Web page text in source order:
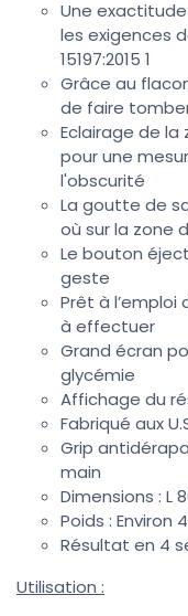
Une
les exigences
15197:2015 1
Grâce au
de faire
Eclairage de
pour une
l'obscurité
La goutte de
où sur la zone
Le bouton
geste
Prêt à
à effectuer
Grand écran
glycémie
Affichage du
Fabriqué aux
Grip
main
Dimensions : L
Poids : Environ
Résultat en 4
Utilisation :